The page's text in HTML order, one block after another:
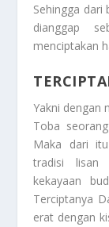
Sehingga dari
dianggap
menciptakan
Yakni dengan
Toba
Maka dari
tradisi lisan
kekayaan
Terciptanya
erat dengan